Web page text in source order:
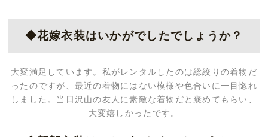
◆花嫁衣装はいかがでしたでしょうか？
大変満足しています。私がレンタルしたのは総絞りの着物だ
ったのですが、最近の着物にはない模様や色合いに一目惚れ
しました。当日沢山の友人に素敵な着物だと褒めてもらい、
大変嬉しかったです。